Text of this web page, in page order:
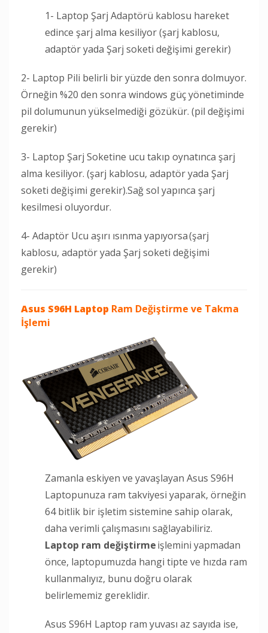
1- Laptop Şarj Adaptörü kablosu hareket
edince şarj alma kesiliyor (şarj kablosu,
adaptör yada Şarj soketi değişimi gerekir)
2- Laptop Pili belirli bir yüzde den sonra dolmuyor.
Örneğin %20 den sonra windows güç yönetiminde
pil dolumunun yükselmediği gözükür. (pil değişimi
gerekir)
3- Laptop Şarj Soketine ucu takıp oynatınca şarj
alma kesiliyor. (şarj kablosu, adaptör yada Şarj
soketi değişimi gerekir).Sağ sol yapınca şarj
kesilmesi oluyordur.
4- Adaptör Ucu aşırı ısınma yapıyorsa (şarj
kablosu, adaptör yada Şarj soketi değişimi
gerekir)
Asus S96H Laptop Ram Değiştirme ve Takma
İşlemi
Zamanla eskiyen ve yavaşlayan Asus S96H
Laptopunuza ram takviyesi yaparak, örneğin
64 bitlik bir işletim sistemine sahip olarak,
daha verimli çalışmasını sağlayabiliriz.
Laptop ram değiştirmeişlemini yapmadan
önce, laptopumuzda hangi tipte ve hızda ram
kullanmalıyız, bunu doğru olarak
belirlememiz gereklidir.
Asus S96H Laptop ram yuvası az sayıda ise,